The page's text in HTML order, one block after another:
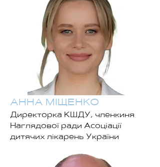
АННА МІЩЕНКО
Директорка КШДУ, членкиня
Наглядової ради Асоціації
дитячих лікарень України